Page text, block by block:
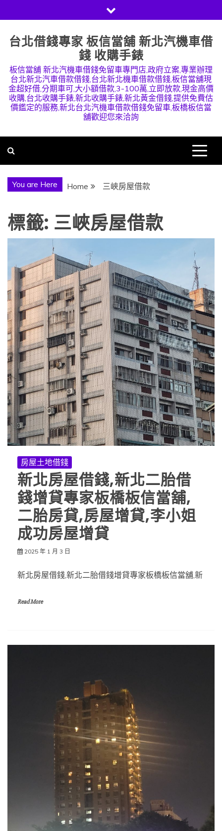
to
content
台北借錢專家 板信當舖 新北汽機車借
錢 收購手錶
板信當舖 新北汽機車借錢免留車專門店,政府立案,專業辦理
台北新北汽車借款借錢,台北新北機車借款借錢,板信當舖現
金超好借,分期車可,大小額借款,3-100萬,立即放款,現金高價
收購,台北收購手錶,新北收購手錶,新北黃金借錢,提供免費估
價鑑定的服務,新北台北汽機車借款借錢免留車,板橋板信當
舖歡迎您來洽詢
You are Here Home 三峽房屋借款
標籤: 三峽房屋借款
房屋土地借錢
新北房屋借錢,新北二胎借
錢增貸專家板橋板信當舖,
二胎房貸,房屋增貸,李小姐
成功房屋增貸
2025 年 1 月 3 日
新北房屋借錢,新北二胎借錢增貸專家板橋板信當舖,新
Read More